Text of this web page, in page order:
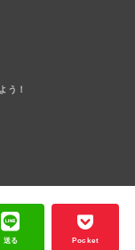
送る Pocket